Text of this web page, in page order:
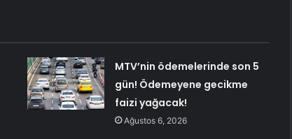
MTV’nin ödemelerinde son 5
gün! Ödemeyene gecikme
faizi yağacak!
Ağustos 6, 2026